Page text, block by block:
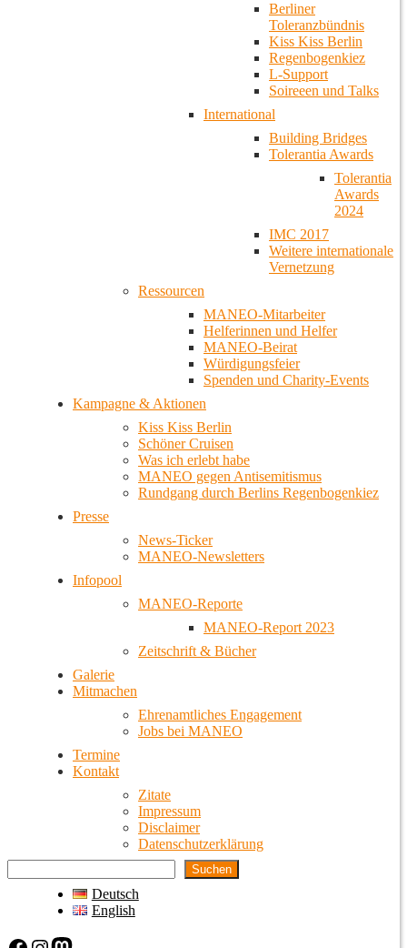
Berliner
Toleranzbündnis
Kiss Kiss Berlin
Regenbogenkiez
L-Support
Soireeen und Talks
International
Building Bridges
Tolerantia Awards
Tolerantia
Awards
2024
IMC 2017
Weitere internationale
Vernetzung
Ressourcen
MANEO-Mitarbeiter
Helferinnen und Helfer
MANEO-Beirat
Würdigungsfeier
Spenden und Charity-Events
Kampagne & Aktionen
Kiss Kiss Berlin
Schöner Cruisen
Was ich erlebt habe
MANEO gegen Antisemitismus
Rundgang durch Berlins Regenbogenkiez
Presse
News-Ticker
MANEO-Newsletters
Infopool
MANEO-Reporte
MANEO-Report 2023
Zeitschrift & Bücher
Galerie
Mitmachen
Ehrenamtliches Engagement
Jobs bei MANEO
Termine
Kontakt
Zitate
Impressum
Disclaimer
Datenschutzerklärung
Suchen
Deutsch
English